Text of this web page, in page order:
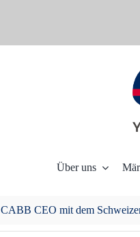
Über uns
CABB CEO mit dem